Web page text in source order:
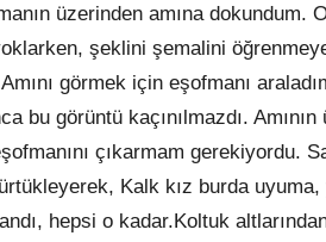
üzerinden amına dokundum.
şeklini şemalini
görmek için eşofmanı
bu görüntü kaçınılmazdı. Amının
çıkarmam gerekiyordu.
Kalk kız burda uyuma,
hepsi o kadar.Koltuk